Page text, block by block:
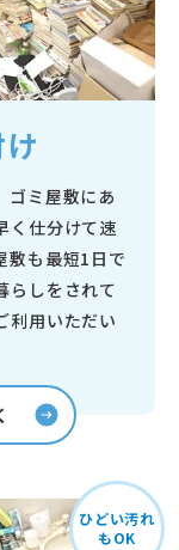
ゴミ屋敷にあ
く仕分けて速
敷も最短1日で
らしをされて
利用いただい
ひどい汚れ
もOK